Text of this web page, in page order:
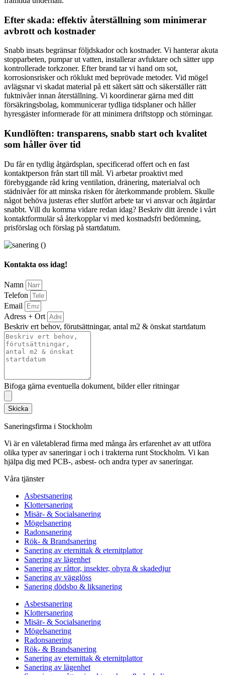
Efter skada: effektiv återställning som minimerar
avbrott och kostnader
Snabb insats begränsar följdskador och kostnader. Vi hanterar akuta
stopparbeten, pumpar ut vatten, installerar avfuktare och sätter upp
kontrollerade torkzoner. Efter brand tar vi hand om sot,
korrosionsrisker och röklukt med beprövade metoder. Vid mögel
avlägsnar vi skadat material på ett säkert sätt och säkerställer rätt
fuktnivåer innan återställning. Vi koordinerar gärna med ditt
försäkringsbolag, kommunicerar tydliga tidsplaner och håller
hyresgäster informerade för att minimera driftstopp och störningar.
Kundlöften: transparens, snabb start och kvalitet
som håller över tid
Du får en tydlig åtgärdsplan, specificerad offert och en fast
kontaktperson från start till mål. Vi arbetar proaktivt med
förebyggande råd kring ventilation, dränering, materialval och
städnivåer för att minska risken för återkommande problem. Skulle
något behöva justeras efter slutfört arbete tar vi ansvar och åtgärdar
snabbt. Vill du komma vidare redan idag? Beskriv ditt ärende i vårt
kontaktformulär så återkopplar vi med kostnadsfri bedömning,
prisförslag och förslag på startdatum.
Kontakta oss idag!
Namn
Telefon
Email
Adress + Ort
Beskriv ert behov, förutsättningar, antal m2 & önskat startdatum
Bifoga gärna eventuella dokument, bilder eller ritningar
Skicka
Saneringsfirma i Stockholm
Vi är en väletablerad firma med många års erfarenhet av att utföra
olika typer av saneringar i och i trakterna runt Stockholm. Vi kan
hjälpa dig med PCB-, asbest- och andra typer av saneringar.
Våra tjänster
Asbestsanering
Klottersanering
Misär- & Socialsanering
Mögelsanering
Radonsanering
Rök- & Brandsanering
Sanering av eternittak & eternitplattor
Sanering av lägenhet
Sanering av råttor, insekter, ohyra & skadedjur
Sanering av vägglöss
Sanering dödsbo & liksanering
Asbestsanering
Klottersanering
Misär- & Socialsanering
Mögelsanering
Radonsanering
Rök- & Brandsanering
Sanering av eternittak & eternitplattor
Sanering av lägenhet